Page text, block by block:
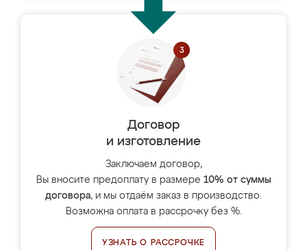
Договор
и изготовление
Заключаем договор,
Вы вносите предоплату в размере 10% от суммы
договора, и мы отдаём заказ в производство.
Возможна оплата в рассрочку без %.
УЗНАТЬ О РАССРОЧКЕ